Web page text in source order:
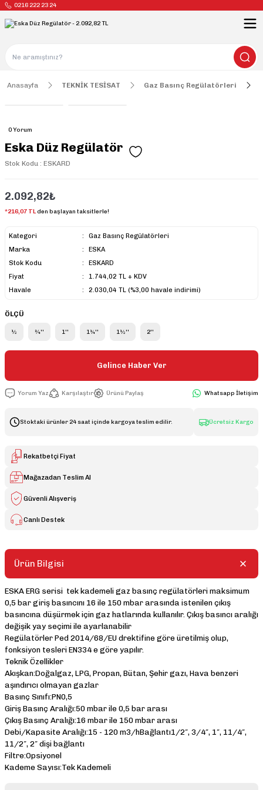
0216 222 23 24
Anasayfa TEKNİK TESİSAT Gaz Basınç Regülatörleri
0 Yorum
Eska Düz Regülatör
Stok Kodu : ESKARD
2.092,82₺
*216,07 TLden başlayan taksitlerle!
Kategori
Gaz Basınç Regülatörleri
Marka
ESKA
Stok Kodu
ESKARD
Fiyat
1.744,02 TL + KDV
Havale
2.030,04 TL (%3,00 havale indirimi)
ÖLÇÜ
½ ¾'' 1'' 1¼'' 1½'' 2''
Gelince Haber Ver
Yorum Yaz Karşılaştır Ürünü Paylaş Whatsapp İletişim
Stoktaki ürünler 24 saat içinde kargoya teslim edilir. Ücretsiz Kargo
Rekatbetçi Fiyat
Mağazadan Teslim Al
Güvenli Alışveriş
Canlı Destek
Ürün Bilgisi
ESKA ERG serisi tek kademeli gaz basınç regülatörleri maksimum
0,5 bar giriş basıncını 16 ile 150 mbar arasında istenilen çıkış
basıncına düşürmek için gaz hatlarında kullanılır. Çıkış basıncı aralığı
değişik yay seçimi ile ayarlanabilir
Regülatörler Ped 2014/68/EU drektifine göre üretilmiş olup,
fonksiyon tesleri EN334 e göre yapılır.
Teknik Özellikler
Akışkan:Doğalgaz, LPG, Propan, Bütan, Şehir gazı, Hava benzeri
aşındırıcı olmayan gazlar
Basınç Sınıfı:PN0,5
Giriş Basınç Aralığı:50 mbar ile 0,5 bar arası
Çıkış Basınç Aralığı:16 mbar ile 150 mbar arası
Debi/Kapasite Aralığı:15 - 120 m3/hBağlantı1/2″, 3/4″, 1″, 11/4″,
11/2″, 2″ dişi bağlantı
Filtre:Opsiyonel
Kademe Sayısı:Tek Kademeli